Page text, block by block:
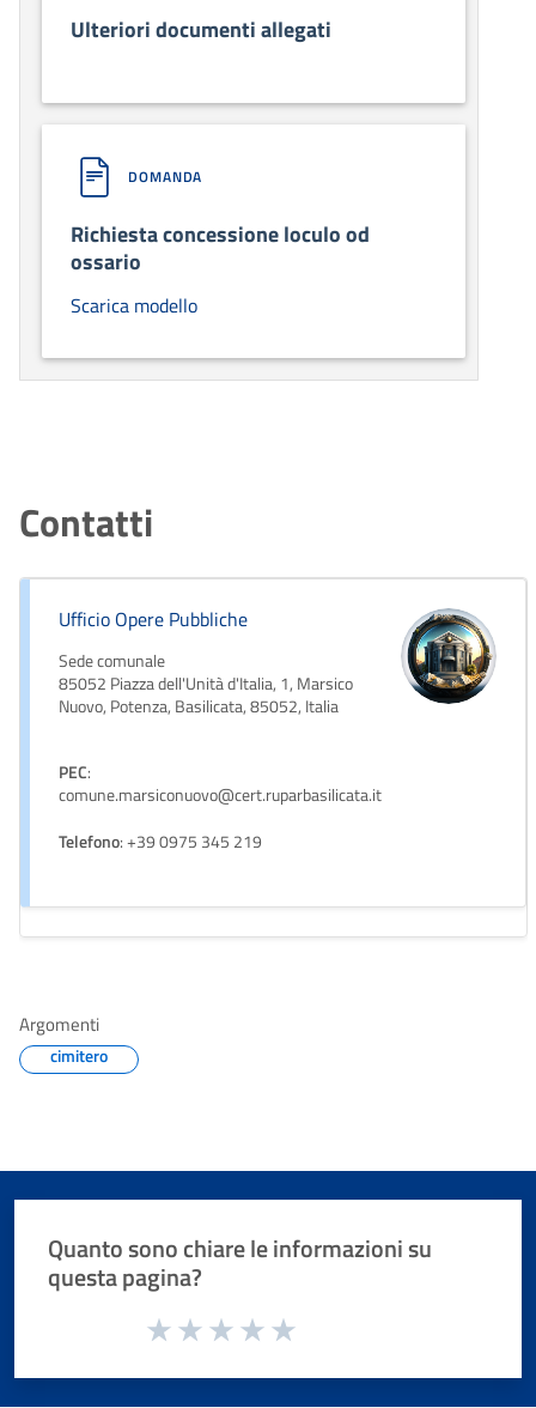
Ulteriori documenti allegati
DOMANDA
Richiesta concessione loculo od
ossario
Scarica modello
Contatti
Ufficio Opere Pubbliche
Sede comunale
85052 Piazza dell'Unità d'Italia, 1, Marsico
Nuovo, Potenza, Basilicata, 85052, Italia
PEC:
comune.marsiconuovo@cert.ruparbasilicata.it
Telefono: +39 0975 345 219
Argomenti
cimitero
Quanto sono chiare le informazioni su
questa pagina?
Valuta da 1 a 5 stelle la pagina